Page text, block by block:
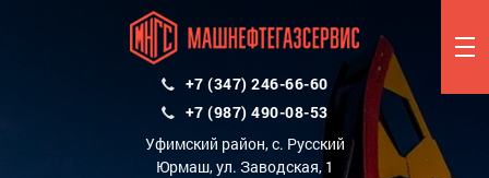
+7 (347) 246-66-60
+7 (987) 490-08-53
Уфимский район, с. Русский
Юрмаш, ул. Заводская, 1